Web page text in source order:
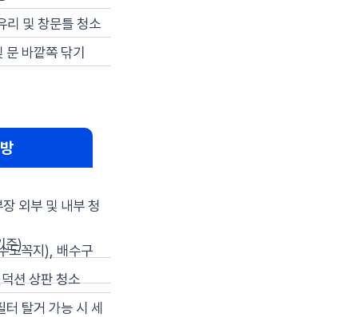
리 및 창문틀 청소
바깥쪽 닦기
외부 및 내부 청
)
도꼭지), 배수구
션 상판 청소
탈거 가능 시 세